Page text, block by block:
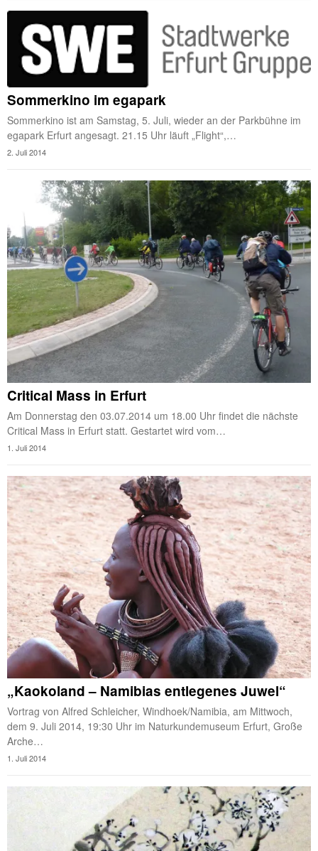
Sommerkino im egapark
Sommerkino ist am Samstag, 5. Juli, wieder an der Parkbühne im
egapark Erfurt angesagt. 21.15 Uhr läuft „Flight“,…
2. Juli 2014
Critical Mass in Erfurt
Am Donnerstag den 03.07.2014 um 18.00 Uhr findet die nächste
Critical Mass in Erfurt statt. Gestartet wird vom…
1. Juli 2014
„Kaokoland – Namibias entlegenes Juwel“
Vortrag von Alfred Schleicher, Windhoek/Namibia, am Mittwoch,
dem 9. Juli 2014, 19:30 Uhr im Naturkundemuseum Erfurt, Große
Arche…
1. Juli 2014